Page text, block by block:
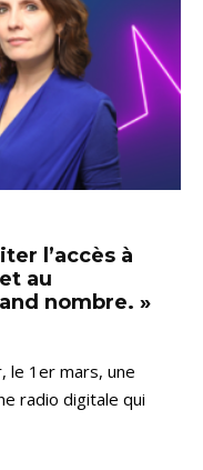
l’accès à
au
nombre. »
le 1er mars, une
radio digitale qui